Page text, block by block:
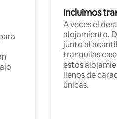
Incluimos
A veces el
alojamiento.
junto al
tranquilas
estos
llenos de
únicas.